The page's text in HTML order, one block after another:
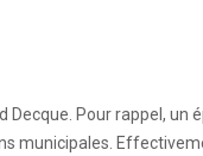
Decque. Pour rappel, un
municipales.